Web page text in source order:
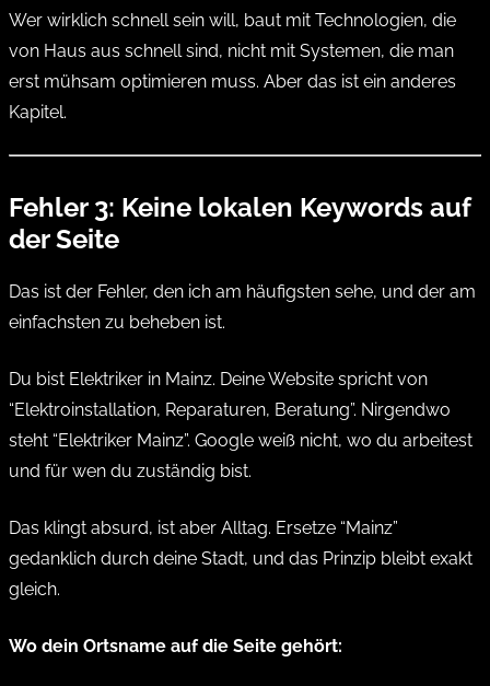
Wer wirklich schnell sein will, baut mit Technologien, die
von Haus aus schnell sind, nicht mit Systemen, die man
erst mühsam optimieren muss. Aber das ist ein anderes
Kapitel.
Fehler 3: Keine lokalen Keywords auf
der Seite
Das ist der Fehler, den ich am häufigsten sehe, und der am
einfachsten zu beheben ist.
Du bist Elektriker in Mainz. Deine Website spricht von
“Elektroinstallation, Reparaturen, Beratung”. Nirgendwo
steht “Elektriker Mainz”. Google weiß nicht, wo du arbeitest
und für wen du zuständig bist.
Das klingt absurd, ist aber Alltag. Ersetze “Mainz”
gedanklich durch deine Stadt, und das Prinzip bleibt exakt
gleich.
Wo dein Ortsname auf die Seite gehört: